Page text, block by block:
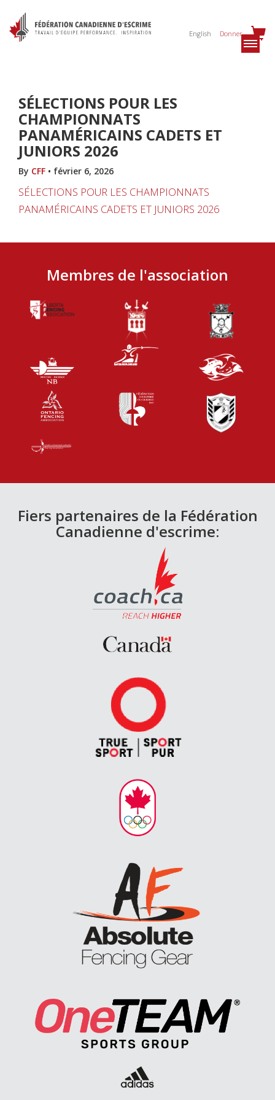
English Donner
SÉLECTIONS POUR LES
CHAMPIONNATS
PANAMÉRICAINS CADETS ET
JUNIORS 2026
By CFF • février 6, 2026
SÉLECTIONS POUR LES CHAMPIONNATS
PANAMÉRICAINS CADETS ET JUNIORS 2026
Membres de l'association
Fiers partenaires de la Fédération
Canadienne d'escrime: